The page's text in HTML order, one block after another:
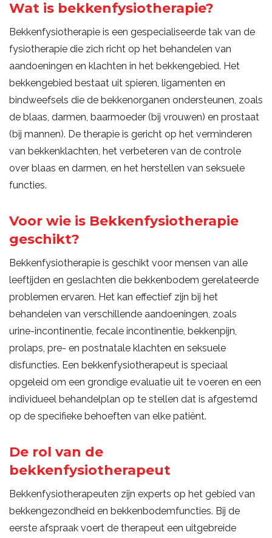
Wat is bekkenfysiotherapie?
Bekkenfysiotherapie is een gespecialiseerde tak van de
fysiotherapie die zich richt op het behandelen van
aandoeningen en klachten in het bekkengebied. Het
bekkengebied bestaat uit spieren, ligamenten en
bindweefsels die de bekkenorganen ondersteunen, zoals
de blaas, darmen, baarmoeder (bij vrouwen) en prostaat
(bij mannen). De therapie is gericht op het verminderen
van bekkenklachten, het verbeteren van de controle
over blaas en darmen, en het herstellen van seksuele
functies.
Voor wie is Bekkenfysiotherapie
geschikt?
Bekkenfysiotherapie is geschikt voor mensen van alle
leeftijden en geslachten die bekkenbodem gerelateerde
problemen ervaren. Het kan effectief zijn bij het
behandelen van verschillende aandoeningen, zoals
urine-incontinentie, fecale incontinentie, bekkenpijn,
prolaps, pre- en postnatale klachten en seksuele
disfuncties. Een bekkenfysiotherapeut is speciaal
opgeleid om een grondige evaluatie uit te voeren en een
individueel behandelplan op te stellen dat is afgestemd
op de specifieke behoeften van elke patiënt.
De rol van de
bekkenfysiotherapeut
Bekkenfysiotherapeuten zijn experts op het gebied van
bekkengezondheid en bekkenbodemfuncties. Bij de
eerste afspraak voert de therapeut een uitgebreide